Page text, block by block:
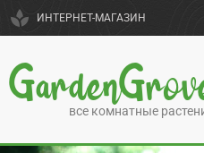
spa ИНТЕРНЕТ-МАГАЗИН
все комнатные